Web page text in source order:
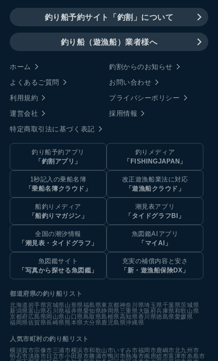
釣り船予約サイト「釣割」について
釣り船（遊漁船）業者様へ
ホーム
釣割からのお知らせ
よくあるご質問
お問い合わせ
利用規約
プライバシーポリシー
運営会社
採用情報
特定商取引法に基づく表記
釣り船予約アプリ
「釣割アプリ」
釣りメディア
「FISHINGJAPAN」
1秒記入の乗船名簿
「乗船名簿クラウド」
改正遊漁船業法に対応
「遊漁船クラウド」
船釣りメディア
「船釣りマガジン」
潮見表アプリ
「タイドグラフBI」
全国の潮汐情報
「潮見表・タイドグラフ」
魚図鑑AIアプリ
「マイAI」
魚図鑑サイト
「写真から探せる魚図鑑」
充実の補償内容と安さ
「新・遊漁船保険DX」
都道府県の釣り船リスト
北海道岩手県宮城県山形県福島県東京都神奈川県埼玉県千葉県茨城県
新潟県富山県石川県福井県愛知県静岡県三重県大阪府兵庫県和歌山県
京都府広島県岡山県山口県鳥取県島根県高知県香川県徳島県愛媛県
福岡県佐賀県長崎県熊本県大分県鹿児島県沖縄県
人気市町村の釣り船リスト
横須賀市宗像市三浦市横浜市和歌山市いすみ市福岡市鹿嶋市北九州市
明石市淡路市 日立市小田原市勝浦市鴨川市熱海市南房総市富津市糸島市